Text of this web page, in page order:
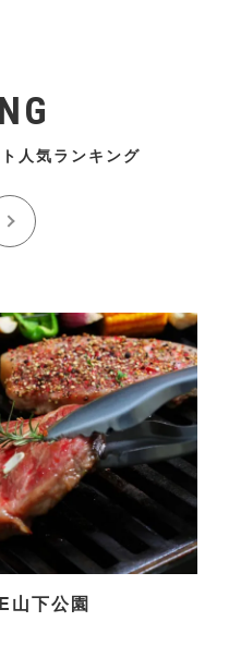
人気ランキング
山下公園